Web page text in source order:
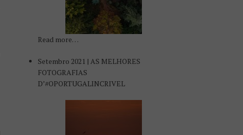
Read more…
Setembro 2021 | AS MELHORES
FOTOGRAFIAS
D’#OPORTUGALINCRIVEL